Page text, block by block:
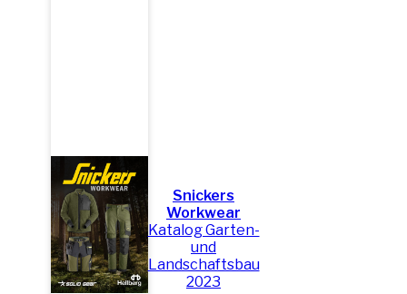
Snickers
Workwear
Katalog Garten-
und
Landschaftsbau
2023